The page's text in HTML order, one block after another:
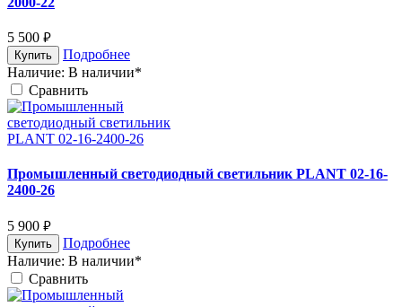
5 500 руб.
Купить
Подробнее
Наличие: В наличии*
Cравнить
Промышленный светодиодный светильник PLANT 02-16-
2400-26
5 900 руб.
Купить
Подробнее
Наличие: В наличии*
Cравнить